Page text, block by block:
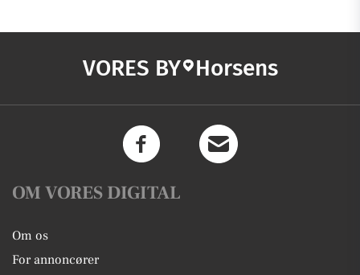
VORES BY Horsens
OM VORES DIGITAL
Om os
For annoncører